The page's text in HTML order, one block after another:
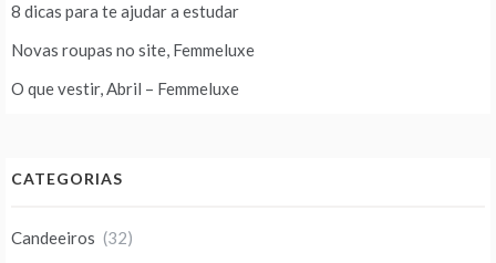
8 dicas para te ajudar a estudar
Novas roupas no site, Femmeluxe
O que vestir, Abril – Femmeluxe
CATEGORIAS
Candeeiros (32)